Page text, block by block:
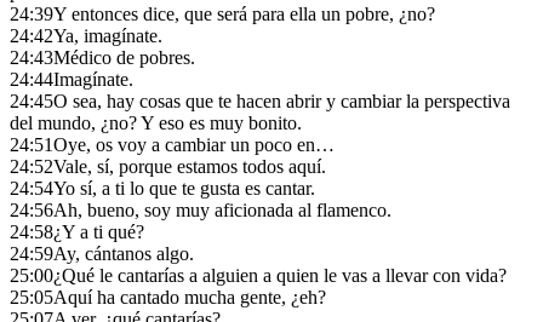
24:39Y entonces dice, que será para ella un pobre, ¿no?
24:42Ya, imagínate.
24:43Médico de pobres.
24:44Imagínate.
24:45O sea, hay cosas que te hacen abrir y cambiar la perspectiva
del mundo, ¿no? Y eso es muy bonito.
24:51Oye, os voy a cambiar un poco en…
24:52Vale, sí, porque estamos todos aquí.
24:54Yo sí, a ti lo que te gusta es cantar.
24:56Ah, bueno, soy muy aficionada al flamenco.
24:58¿Y a ti qué?
24:59Ay, cántanos algo.
25:00¿Qué le cantarías a alguien a quien le vas a llevar con vida?
25:05Aquí ha cantado mucha gente, ¿eh?